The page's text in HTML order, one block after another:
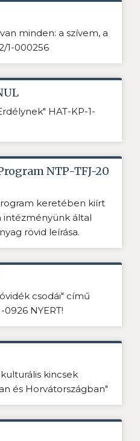
minden: a szívem, a
1-000256
HAT-KP-1-
NTP-TFJ-20
keretében kiírt
intézményünk által
rövid leírása.
csodái" című
NYERT!
kincsek
és Horvátországban"